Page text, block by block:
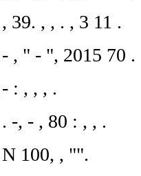
, 39. , , . , 3 11 .
- , " - ", 2015 70
- : , , , .
. -, - , 80 : , , .
N 100, , "".